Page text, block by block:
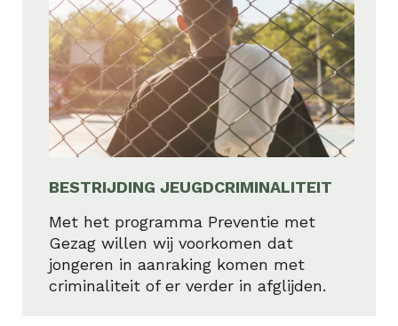
BESTRIJDING JEUGDCRIMINALITEIT
Met het programma Preventie met
Gezag willen wij voorkomen dat
jongeren in aanraking komen met
criminaliteit of er verder in afglijden.